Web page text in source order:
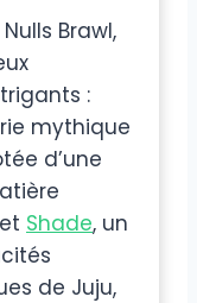
Brawl,
:
mythique
d’une
Shade, un
de Juju,